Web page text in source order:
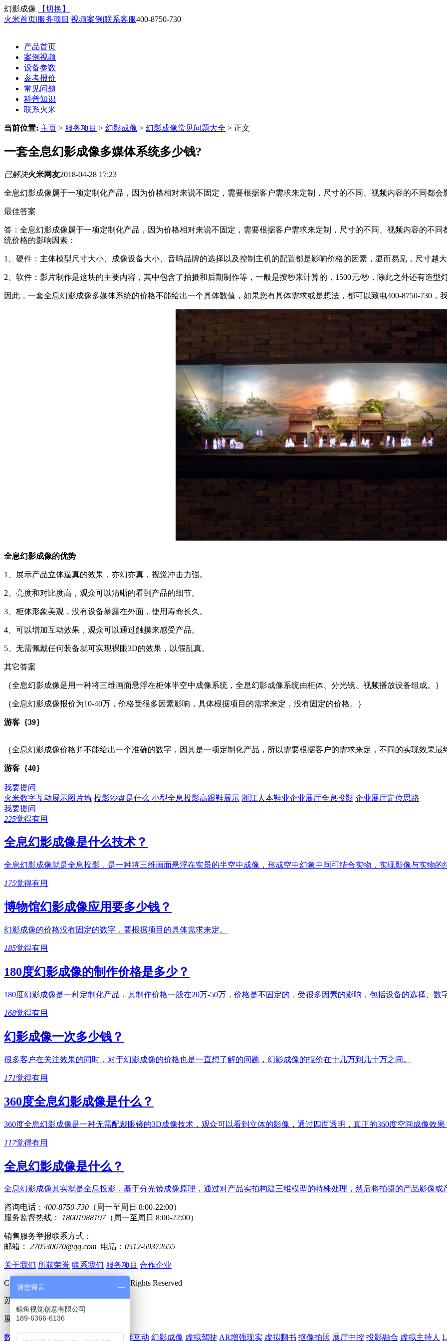
幻影成像
【切换】
火米首页|服务项目 |视频案例 |联系客服400-8750-730
产品首页
案例视频
设备参数
参考报价
常见问题
科普知识
联系火米
当前位置: 主页 > 服务项目 > 幻影成像 > 幻影成像常见问题大全 > 正文
一套全息幻影成像多媒体系统多少钱?
已解决火米网友2018-04-28 17:23
全息幻影成像属于一项定制化产品，因为价格相对来说不固定，需要根据客户需求来定制，尺寸的不同、视频内容的不同都会
最佳答案
答：全息幻影成像属于一项定制化产品，因为价格相对来说不固定，需要根据客户需求来定制，尺寸的不同、视频内容的不
统价格的影响因素：
1、硬件：主体模型尺寸大小、成像设备大小、音响品牌的选择以及控制主机的配置都是影响价格的因素，显而易见，尺寸越
2、软件：影片制作是这块的主要内容，其中包含了拍摄和后期制作等，一般是按秒来计算的，1500元/秒，除此之外还有造型
因此，一套全息幻影成像多媒体系统的价格不能给出一个具体数值，如果您有具体需求或是想法，都可以致电400-8750-730，
全息幻影成像的优势
1、展示产品立体逼真的效果，亦幻亦真，视觉冲击力强。
2、亮度和对比度高，观众可以清晰的看到产品的细节。
3、柜体形象美观，没有设备暴露在外面，使用寿命长久。
4、可以增加互动效果，观众可以通过触摸来感受产品。
5、无需佩戴任何装备就可实现裸眼3D的效果，以假乱真。
其它答案
｛全息幻影成像是用一种将三维画面悬浮在柜体半空中成像系统，全息幻影成像系统由柜体、分光镜、视频播放设备组成。｝
｛全息幻影成像报价为10-40万，价格受很多因素影响，具体根据项目的需求来定，没有固定的价格。｝
游客｛39｝
｛全息幻影成像价格并不能给出一个准确的数字，因其是一项定制化产品，所以需要根据客户的需求来定，不同的实现效果最
游客｛40｝
我要提问
火米数字互动展示图片墙 投影沙盘是什么 小型全息投影高跟鞋展示 浙江人本鞋业企业展厅全息投影 企业展厅定位思路
我要提问
225觉得有用
全息幻影成像是什么技术？
全息幻影成像就是全息投影，是一种将三维画面悬浮在实景的半空中成像，形成空中幻象中间可结合实物，实现影像与实物的
175觉得有用
博物馆幻影成像应用要多少钱？
幻影成像的价格没有固定的数字，要根据项目的具体需求来定。
185觉得有用
180度幻影成像的制作价格是多少？
180度幻影成像是一种定制化产品，其制作价格一般在20万-50万，价格是不固定的，受很多因素的影响，包括设备的选择、数
168觉得有用
幻影成像一次多少钱？
很多客户在关注效果的同时，对于幻影成像的价格也是一直想了解的问题，幻影成像的报价在十几万到几十万之间。
171觉得有用
360度全息幻影成像是什么？
360度全息幻影成像是一种无需配戴眼镜的3D成像技术，观众可以看到立体的影像，通过四面透明，真正的360度空间成像效
117觉得有用
全息幻影成像是什么？
全息幻影成像其实就是全息投影，基于分光镜成像原理，通过对产品实拍构建三维模型的特殊处理，然后将拍摄的产品影像或
咨询电话： 400-8750-730 （周一至周日 8:00-22:00）
服务监督热线： 18601988197（周一至周日 8:00-22:00）
销售服务举报联系方式：
邮箱： 270530670@qq.com 电话： 0512-69372655
关于我们 所获荣誉 联系我们 服务项目 合作企业
Copyright 2018 www.huomi360.cn All Rights Reserved
苏ICP备15062489号-2
展厅多媒体：
数字展厅 数字沙盘 虚拟试衣 AR大屏互动 幻影成像 虚拟驾驶 AR增强现实 虚拟翻书 抠像拍照 展厅中控 投影融合 虚拟主持人
请您留言
鲸鱼视觉创意有限公司
189-6366-6136